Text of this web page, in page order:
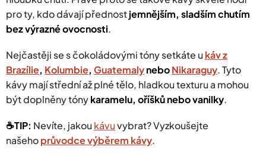
pro ty, kdo dávají přednostjemnějším, sladším chutím
bez výrazné ovocnosti.
Nejčastěji se s čokoládovými tóny setkáte ukáv z
Brazílie, Kolumbie, GuatemalyneboNikaraguy. Tyto
kávy mají střední až plné tělo, hladkou texturu a mohou
být doplněny tónykaramelu, oříšků nebo vanilky.
☕️TIP: Nevíte, jakoukávuvybrat? Vyzkoušejte
našehoprůvodce výběrem kávy.